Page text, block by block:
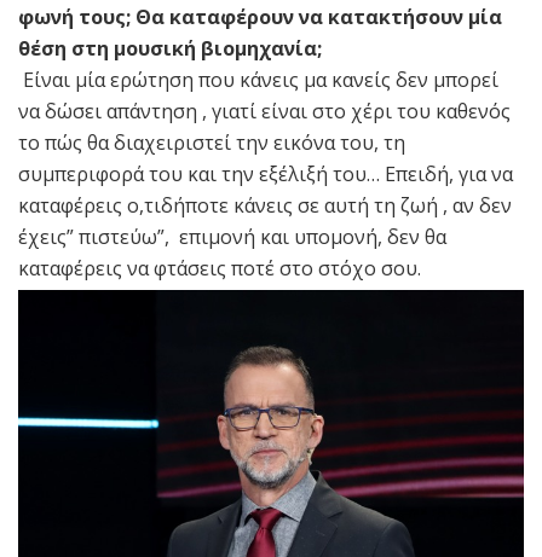
φωνή τους; Θα καταφέρουν να κατακτήσουν μία
θέση στη μουσική βιομηχανία;
Είναι μία ερώτηση που κάνεις μα κανείς δεν μπορεί
να δώσει απάντηση , γιατί είναι στο χέρι του καθενός
το πώς θα διαχειριστεί την εικόνα του, τη
συμπεριφορά του και την εξέλιξή του… Επειδή, για να
καταφέρεις ο,τιδήποτε κάνεις σε αυτή τη ζωή , αν δεν
έχεις” πιστεύω”, επιμονή και υπομονή, δεν θα
καταφέρεις να φτάσεις ποτέ στο στόχο σου.